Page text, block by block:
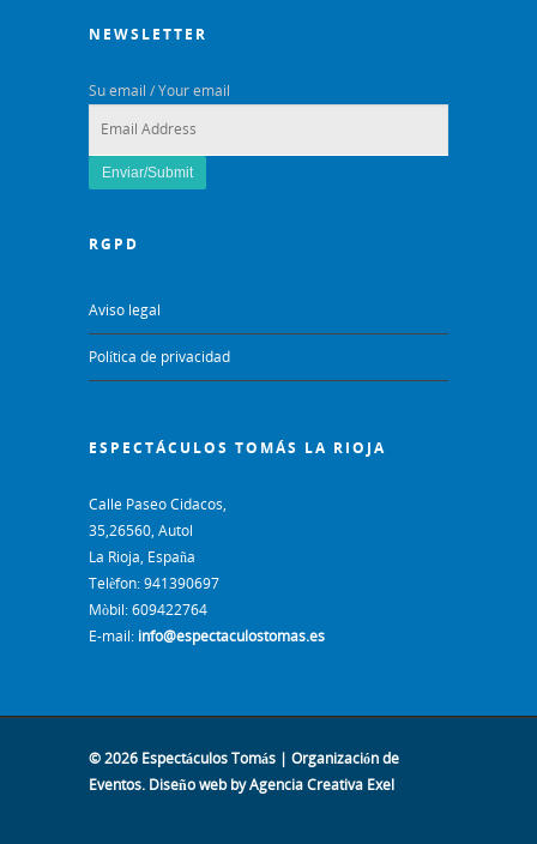
NEWSLETTER
Su email / Your email
RGPD
Aviso legal
Política de privacidad
ESPECTÁCULOS TOMÁS LA RIOJA
Calle Paseo Cidacos,
35,26560, Autol
La Rioja, España
Telèfon: 941390697
Mòbil: 609422764
E-mail: info@espectaculostomas.es
© 2026 Espectáculos Tomás | Organización de
Eventos. Diseño webby Agencia Creativa Exel